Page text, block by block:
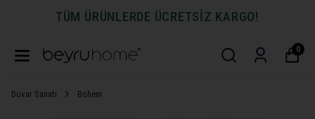
TÜM ÜRÜNLERDE ÜCRETSİZ KARGO!
0
Duvar Sanatı Bohem